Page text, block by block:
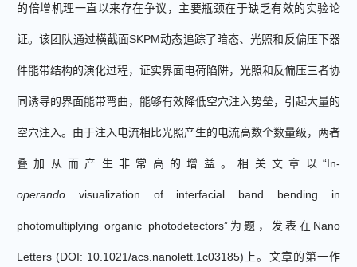
的倍增机理一直以来存在争议，主要瓶颈在于缺乏有效的实验论
证。该团队通过横截面SKPM动态追踪了暗态、光照和反偏压下器
件能带结构的演化过程，证实界面电荷陷阱，光照和反偏压三者协
同诱导的界面能带弯曲，能够有效降低空穴注入势垒，引起大量的
空穴注入。由于注入电流相比光照产生的电流高数个数量级，两者
叠加从而产生非常高的增益。相关文章以 “In-
operando visualization of interfacial band bending in
photomultiplying organic photodetectors”为题，发表在 Nano
Letters (DOI: 10.1021/acs.nanolett.1c03185) 上。文章的第一作